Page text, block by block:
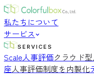
私たちについて
サービス
SERVICES
Scale人事評価クラウド
座人事評価制度を内製化